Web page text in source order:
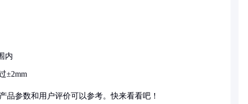
内
±2mm
品参数和用户评价可以参考。快来看看吧！